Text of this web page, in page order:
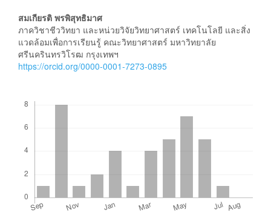
Main
Article
Content
สมเกียรติ พรพิสุทธิมาศ
ภาควิชาชีววิทยา และหน่วยวิจัยวิทยาศาสตร์ เทคโนโลยี และสิ่ง
แวดล้อมเพื่อการเรียนรู้ คณะวิทยาศาสตร์ มหาวิทยาลัย
ศรีนครินทรวิโรฒ กรุงเทพฯ
https://orcid.org/0000-0001-7273-0895